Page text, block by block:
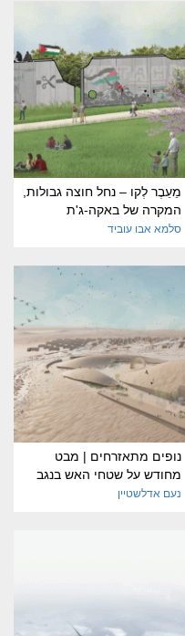
מֵעֵבֶר לְקו – נחל חוצה גבולות,
המקרה של באקה-ג'ת
סלמא אבו עוביד
נופים מתאזרחים | מבט
מחודש על שטחי האש בנגב
נעם אדלשטיין